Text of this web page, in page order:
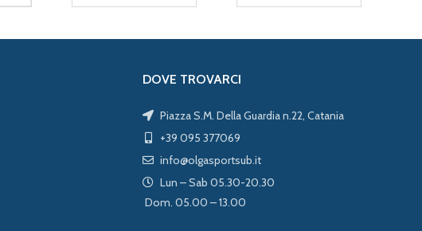
DOVE TROVARCI
Piazza S.M. Della Guardia n.22, Catania
+39 095 377069
info@olgasportsub.it
Lun – Sab 05.30-20.30
Dom. 05.00 – 13.00